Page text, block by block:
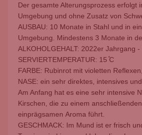
Der gesamte Alterungsprozess erfolgt
Umgebung und ohne Zusatz von
AUSBAU: 10 Monate in Stahl und in
Umgebung. Mindestens 3 Monate in
ALKOHOLGEHALT: 2022er Jahrgang -
SERVIERTEMPERATUR: 15 ̊C
FARBE: Rubinrot mit violetten
NASE: ein sehr direktes, intensives
Am Anfang hat es eine sehr intensive
Kirschen, die zu einem anschließenden
einprägsamen Aroma führt.
GESCHMACK: Im Mund ist er frisch